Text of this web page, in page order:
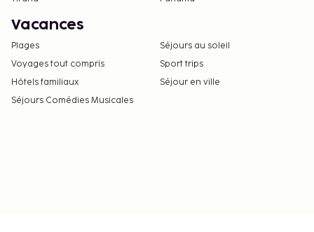
Vacances
Plages
Séjours au soleil
Voyages tout compris
Sport trips
Hôtels familiaux
Séjour en ville
Séjours Comédies Musicales